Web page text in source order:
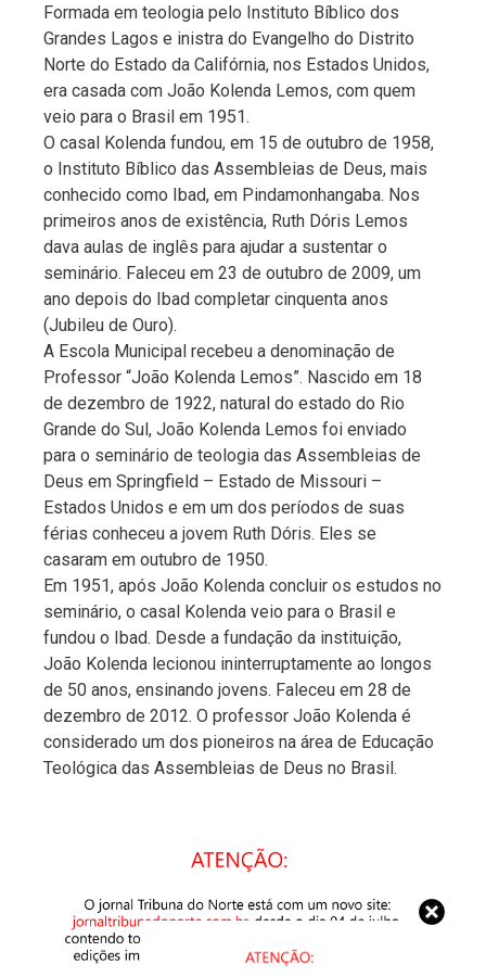
Formada em teologia pelo Instituto Bíblico dos
Grandes Lagos e inistra do Evangelho do Distrito
Norte do Estado da Califórnia, nos Estados Unidos,
era casada com João Kolenda Lemos, com quem
veio para o Brasil em 1951.
O casal Kolenda fundou, em 15 de outubro de 1958,
o Instituto Bíblico das Assembleias de Deus, mais
conhecido como Ibad, em Pindamonhangaba. Nos
primeiros anos de existência, Ruth Dóris Lemos
dava aulas de inglês para ajudar a sustentar o
seminário. Faleceu em 23 de outubro de 2009, um
ano depois do Ibad completar cinquenta anos
(Jubileu de Ouro).
A Escola Municipal recebeu a denominação de
Professor “João Kolenda Lemos”. Nascido em 18
de dezembro de 1922, natural do estado do Rio
Grande do Sul, João Kolenda Lemos foi enviado
para o seminário de teologia das Assembleias de
Deus em Springfield – Estado de Missouri –
Estados Unidos e em um dos períodos de suas
férias conheceu a jovem Ruth Dóris. Eles se
casaram em outubro de 1950.
Em 1951, após João Kolenda concluir os estudos no
seminário, o casal Kolenda veio para o Brasil e
fundou o Ibad. Desde a fundação da instituição,
João Kolenda lecionou ininterruptamente ao longos
de 50 anos, ensinando jovens. Faleceu em 28 de
dezembro de 2012. O professor João Kolenda é
considerado um dos pioneiros na área de Educação
Teológica das Assembleias de Deus no Brasil.